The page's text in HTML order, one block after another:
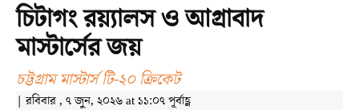
চিটাগং রয়্যালস ও আগ্রাবাদ
মাস্টার্সের জয়
চট্টগ্রাম মাস্টার্স টি-২০ ক্রিকেট
| রবিবার , ৭ জুন, ২০২৬ at ১১:০৭ পূর্বাহ্ণ